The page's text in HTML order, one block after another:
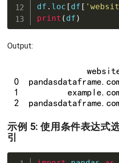
df . loc [ df [
print ( df )
Output:
示例 5: 使用条件表达式
引